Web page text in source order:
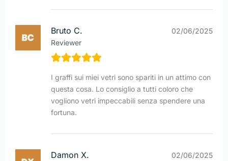
Bruto C.
Reviewer
02/06/2025
I graffi sui miei vetri sono spariti in un attimo con
questa cosa. Lo consiglio a tutti coloro che
vogliono vetri impeccabili senza spendere una
fortuna.
Damon X. 02/06/2025